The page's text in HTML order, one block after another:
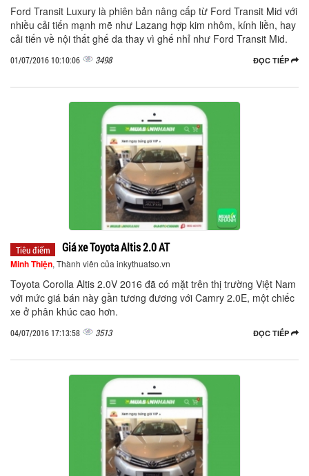
Ford Transit Luxury là phiên bản nâng cấp từ Ford Transit Mid với
nhiều cải tiến mạnh mẽ như Lazang hợp kim nhôm, kính liền, hay
cải tiến về nội thất ghế da thay vì ghế nhỉ như Ford Transit Mid.
ĐỌC TIẾP
01/07/2016 10:10:06 3498
Tiêu điểm Giá xe Toyota Altis 2.0 AT
Minh Thiện, Thành viên của inkythuatso.vn
Toyota Corolla Altis 2.0V 2016 đã có mặt trên thị trường Việt Nam
với mức giá bán này gần tương đương với Camry 2.0E, một chiếc
xe ở phân khúc cao hơn.
ĐỌC TIẾP
04/07/2016 17:13:58 3513